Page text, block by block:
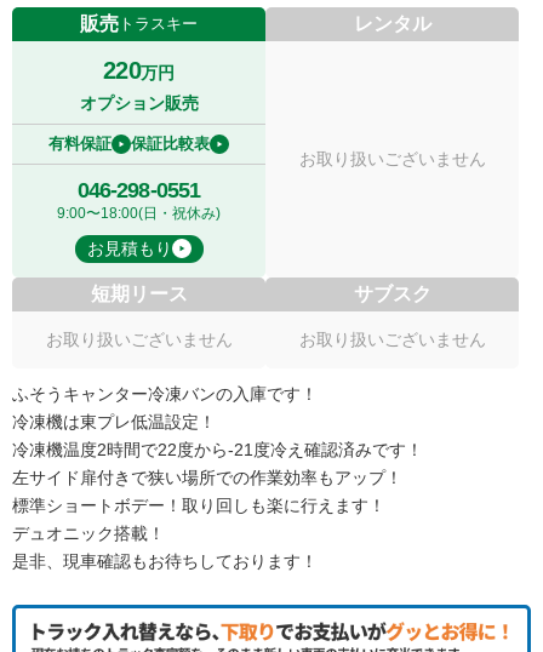
販売 トラスキー
220万円
オプション販売
有料保証 保証比較表
046-298-0551
9:00〜18:00(日・祝休み)
お見積もり
レンタル
お取り扱いございません
短期リース
お取り扱いございません
サブスク
お取り扱いございません
ふそうキャンター冷凍バンの入庫です！
冷凍機は東プレ低温設定！
冷凍機温度2時間で22度から-21度冷え確認済みです！
左サイド扉付きで狭い場所での作業効率もアップ！
標準ショートボデー！取り回しも楽に行えます！
デュオニック搭載！
是非、現車確認もお待ちしております！